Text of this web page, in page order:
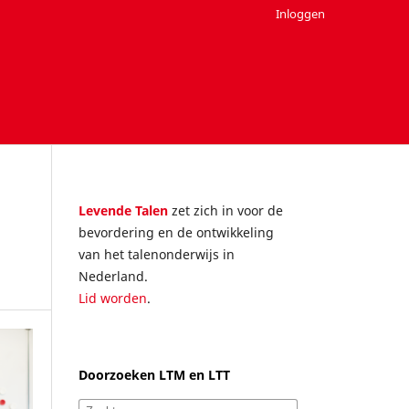
Inloggen
Levende Talen zet zich in voor de
bevordering en de ontwikkeling
van het talenonderwijs in
Nederland.
Lid worden.
Doorzoeken LTM en LTT